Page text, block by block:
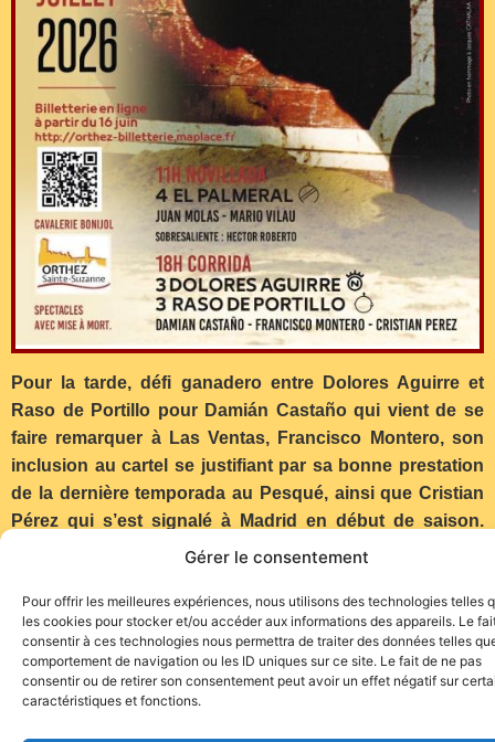
Gérer le consentement
Pour offrir les meilleures expériences, nous utilisons des technologies telles
les cookies pour stocker et/ou accéder aux informations des appareils. Le
consentir à ces technologies nous permettra de traiter des données telles
comportement de navigation ou les ID uniques sur ce site. Le fait de ne pas
consentir ou de retirer son consentement peut avoir un effet négatif sur
caractéristiques et fonctions.
Pour la tarde, défi ganadero entre Dolores Aguirre et
Raso de Portillo pour Damián Castaño qui vient de se
faire remarquer à Las Ventas, Francisco Montero, son
inclusion au cartel se justifiant par sa bonne prestation
de la dernière temporada au Pesqué, ainsi que Cristian
Pérez qui s’est signalé à Madrid en début de saison.
Site de l'association TOROFIESTA